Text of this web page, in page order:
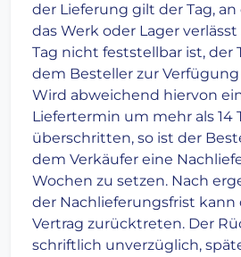
der Lieferung gilt der Tag,
das Werk oder Lager
Tag nicht feststellbar ist, der
dem Besteller zur
Wird abweichend hiervon
Liefertermin um mehr als 14
überschritten, so ist der
dem Verkäufer eine
Wochen zu setzen. Nach
der Nachlieferungsfrist kann
Vertrag zurücktreten. Der
schriftlich unverzüglich,